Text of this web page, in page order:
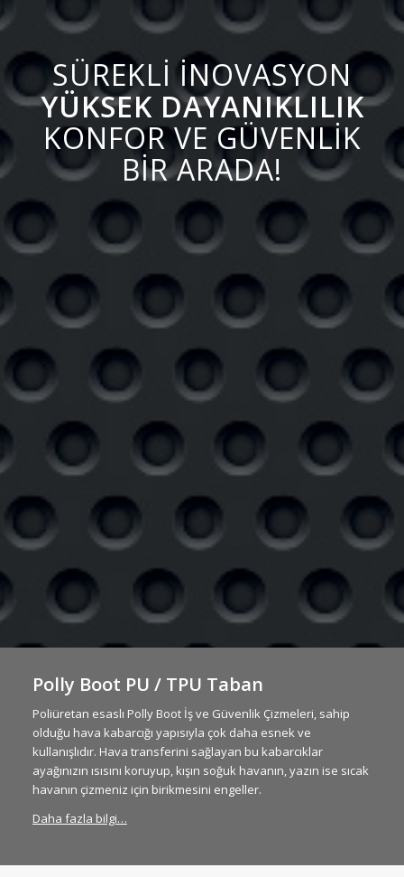
SÜREKLİ İNOVASYON
YÜKSEK DAYANIKLILIK
KONFOR VE GÜVENLİK
BİR ARADA!
Polly Boot PU / TPU Taban
Poliüretan esaslı Polly Boot İş ve Güvenlik Çizmeleri, sahip
olduğu hava kabarcığı yapısıyla çok daha esnek ve
kullanışlıdır. Hava transferini sağlayan bu kabarcıklar
ayağınızın ısısını koruyup, kışın soğuk havanın, yazın ise sıcak
havanın çizmeniz için birikmesini engeller.
Daha fazla bilgi…